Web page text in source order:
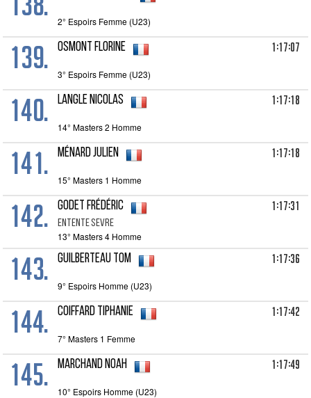
2° Espoirs Femme (U23)
139. OSMONT Florine 1:17:07
3° Espoirs Femme (U23)
140. LANGLE Nicolas 1:17:18
14° Masters 2 Homme
141. MÉNARD Julien 1:17:18
15° Masters 1 Homme
142. GODET Frédéric
ENTENTE SEVRE
1:17:31
13° Masters 4 Homme
143. GUILBERTEAU Tom 1:17:36
9° Espoirs Homme (U23)
144. COIFFARD Tiphanie 1:17:42
7° Masters 1 Femme
145. MARCHAND Noah 1:17:49
10° Espoirs Homme (U23)